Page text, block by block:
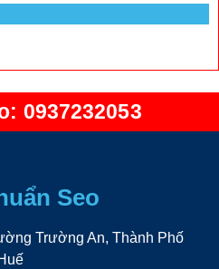
0937232053
Seo
Trường An, Thành Phố